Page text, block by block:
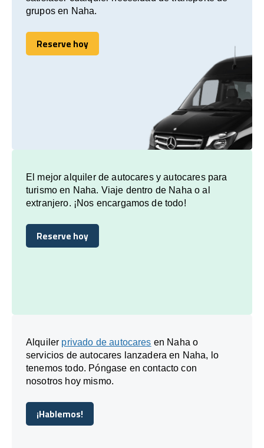
grupos en Naha.
Reserve hoy
Reserve hoy
El mejor alquiler de autocares y autocares para
turismo en Naha. Viaje dentro de Naha o al
extranjero. ¡Nos encargamos de todo!
Reserve hoy
Reserve hoy
Alquiler privado de autocares en Naha o
servicios de autocares lanzadera en Naha, lo
tenemos todo. Póngase en contacto con
nosotros hoy mismo.
¡Hablemos!
¡Hablemos!